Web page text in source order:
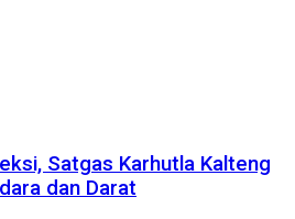
Satgas Karhutla Kalteng
dan Darat